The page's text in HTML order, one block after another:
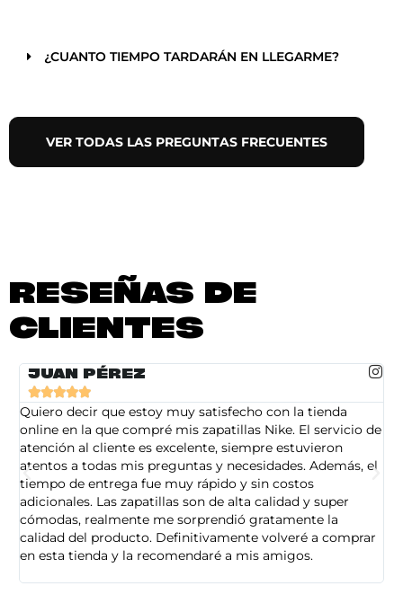
¿CUANTO TIEMPO TARDARÁN EN LLEGARME?
VER TODAS LAS PREGUNTAS FRECUENTES
RESEÑAS DE
CLIENTES
JUAN PÉREZ

Quiero decir que estoy muy satisfecho con la tienda
online en la que compré mis zapatillas Nike. El servicio de
atención al cliente es excelente, siempre estuvieron
atentos a todas mis preguntas y necesidades. Además, el
tiempo de entrega fue muy rápido y sin costos
adicionales. Las zapatillas son de alta calidad y super
cómodas, realmente me sorprendió gratamente la
calidad del producto. Definitivamente volveré a comprar
en esta tienda y la recomendaré a mis amigos.